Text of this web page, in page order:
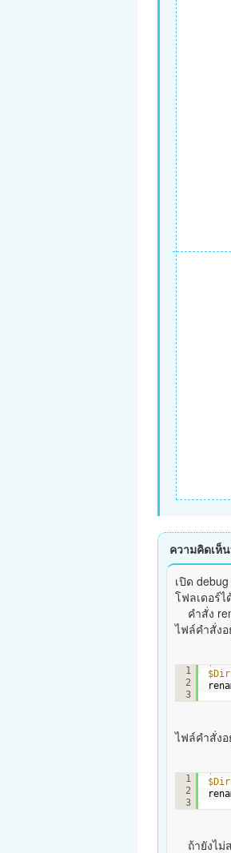
ความคิดเห็
เปิด
โฟลเดอร์ไ
คำสั่ง
ไฟล์คำสั่ง
1
2
3
ไฟล์คำสั่ง
1
2
3
ถ้ายังไม่